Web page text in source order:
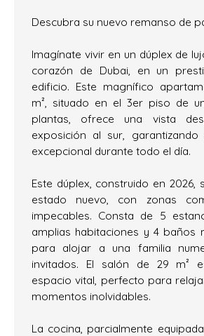
Descubra su nuevo remanso de
Imagínate vivir en un dúplex de
corazón de Dubai, en un
edificio. Este magnífico
m², situado en el 3er piso de
plantas, ofrece una vista
exposición al sur, garantizando
excepcional durante todo el día.
Este dúplex, construido en 2026,
estado nuevo, con zonas
impecables. Consta de 5
amplias habitaciones y 4 baños
para alojar a una familia
invitados. El salón de 29 m²
espacio vital, perfecto para
momentos inolvidables.
La cocina, parcialmente